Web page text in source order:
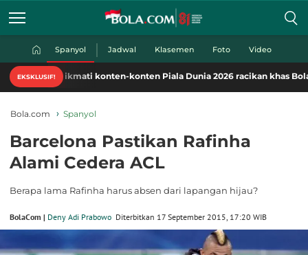
Spanyol Jadwal Klasemen Foto Video
EKSKLUSIF!
Nikmati konten-konten Piala Dunia 2026 racikan khas Bola.com.
Bola.com Spanyol
Barcelona Pastikan Rafinha
Alami Cedera ACL
Berapa lama Rafinha harus absen dari lapangan hijau?
BolaCom | Deny Adi Prabowo Diterbitkan 17 September 2015, 17:20 WIB